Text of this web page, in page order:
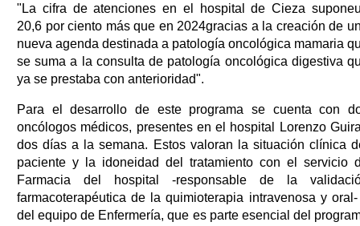
"La cifra de atenciones en el hospital de Cieza
20,6 por ciento más que en 2024gracias a la creación de
nueva agenda destinada a patología oncológica mamaria
se suma a la consulta de patología oncológica digestiva
ya se prestaba con anterioridad".
Para el desarrollo de este programa se cuenta con
oncólogos médicos, presentes en el hospital Lorenzo
dos días a la semana. Estos valoran la situación clínica
paciente y la idoneidad del tratamiento con el servicio
Farmacia del hospital -responsable de la
farmacoterapéutica de la quimioterapia intravenosa y
del equipo de Enfermería, que es parte esencial del